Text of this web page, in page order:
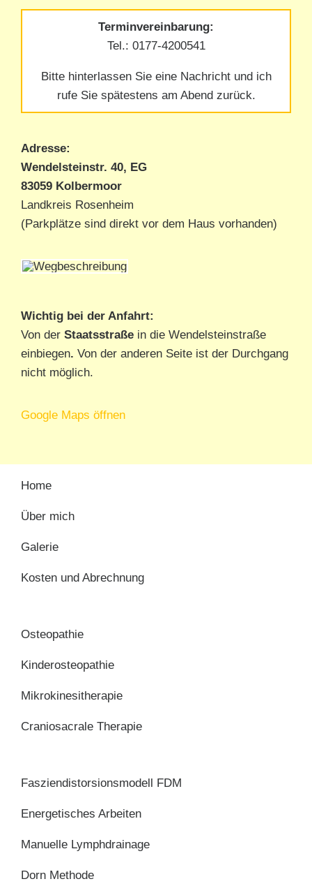
Terminvereinbarung:
Tel.: 0177-4200541
Bitte hinterlassen Sie eine Nachricht und ich
rufe Sie spätestens am Abend zurück.
Adresse:
Wendelsteinstr. 40, EG
83059 Kolbermoor
Landkreis Rosenheim
(Parkplätze sind direkt vor dem Haus vorhanden)
Wichtig bei der Anfahrt:
Von der Staatsstraßein die Wendelsteinstraße
einbiegen. Von der anderen Seite ist der Durchgang
nicht möglich.
Google Maps öffnen
Home
Über mich
Galerie
Kosten und Abrechnung
Osteopathie
Kinderosteopathie
Mikrokinesitherapie
Craniosacrale Therapie
Fasziendistorsionsmodell FDM
Energetisches Arbeiten
Manuelle Lymphdrainage
Dorn Methode